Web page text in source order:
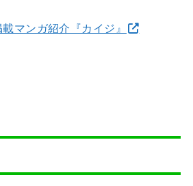
マンガ紹介『カイジ』